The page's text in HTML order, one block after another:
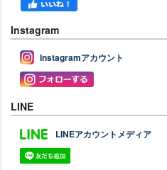
Instagram
Instagramアカウント
LINE
LINEアカウントメディア